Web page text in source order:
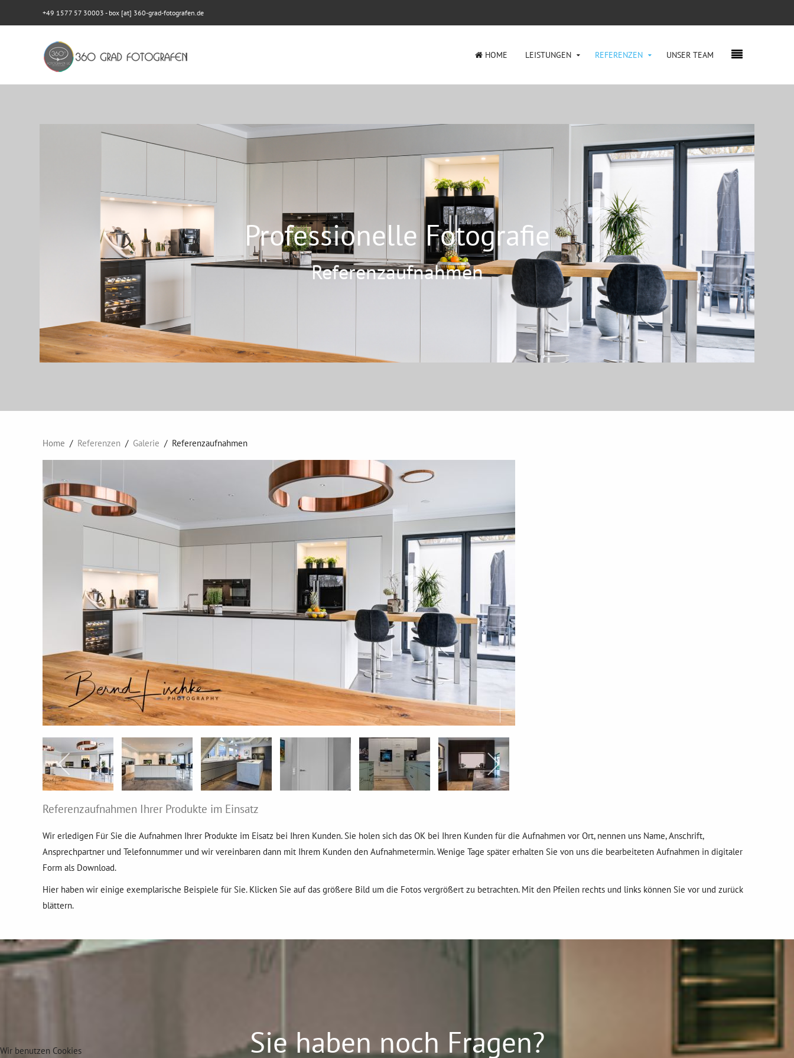
+49 1577 57 30003 - box [at] 360-grad-fotografen.de
HOME LEISTUNGEN REFERENZEN UNSER TEAM
Professionelle Fotografie
Referenzaufnahmen
Home Referenzen Galerie Referenzaufnahmen
Referenzaufnahmen Ihrer Produkte im Einsatz
Wir erledigen Für Sie die Aufnahmen Ihrer Produkte im Eisatz bei Ihren Kunden. Sie holen sich das OK bei Ihren Kunden für die Aufnahmen vor Ort, nennen uns Name, Anschrift,
Ansprechpartner und Telefonnummer und wir vereinbaren dann mit Ihrem Kunden den Aufnahmetermin. Wenige Tage später erhalten Sie von uns die bearbeiteten Aufnahmen in digitaler
Form als Download.
Hier haben wir einige exemplarische Beispiele für Sie. Klicken Sie auf das größere Bild um die Fotos vergrößert zu betrachten. Mit den Pfeilen rechts und links können Sie vor und zurück
blättern.
Sie haben noch Fragen?
Wir benutzen Cookies